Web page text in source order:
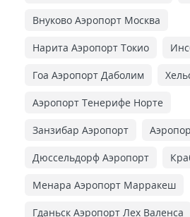
Внуково Аэропорт Москва
Нарита Аэропорт Токио
Гоа Аэропорт Даболим
Аэропорт Тенерифе Норте
Занзибар Аэропорт
Дюссельдорф Аэропорт
Менара Аэропорт Марракеш
Гданьск Аэропорт Лех Валенса